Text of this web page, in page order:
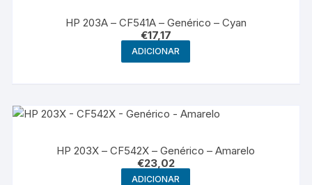
HP 203A – CF541A – Genérico – Cyan
€17,17
ADICIONAR
HP 203X – CF542X – Genérico – Amarelo
€23,02
ADICIONAR